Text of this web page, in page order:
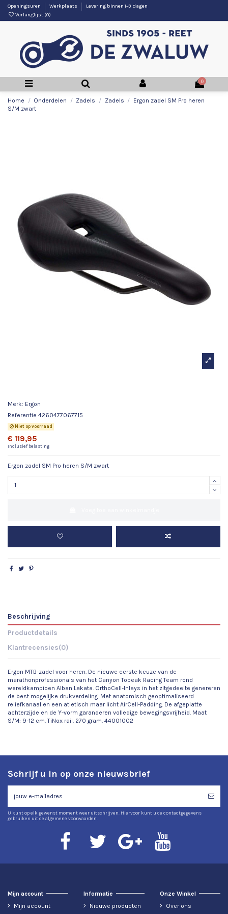
Openingsuren Werkplaats
Levering binnen 1-3 dagen
Verlanglijst (0)
0
Home Onderdelen Zadels Zadels
Ergon zadel SM Pro heren
S/M zwart
Merk: Ergon
Referentie 4260477067715
Niet op voorraad
€ 119,95
Inclusief belasting
Ergon zadel SM Pro heren S/M zwart
Beschrijving
Productdetails
Klantrecensies(0)
Ergon MTB-zadel voor heren. De nieuwe eerste keuze van de
marathonprofessionals van het Canyon Topeak Racing Team rond
wereldkampioen Alban Lakata. OrthoCell-Inlays in het zitgedeelte genereren
de best mogelijke drukverdeling. Met anatomisch geoptimaliseerd
reliefkanaal en een atletisch maar licht AirCell-Padding. De afgeplatte
achterzijde en de Y-vorm garanderen volledige bewegingsvrijheid. Maat
S/M: 9-12 cm. TiNox rail. 270 gram. 44001002
Schrijf u in op onze nieuwsbrief
U kunt op elk gewenst moment weer uitschrijven. Hiervoor kunt u de contactgegevens
gebruiken uit de algemene voorwaarden.
Mijn account
Mijn account
Informatie
Nieuwe producten
Onze Winkel
Over ons